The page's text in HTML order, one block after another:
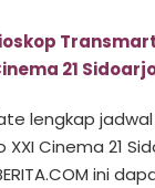
21
lengkap jadwal
Cinema 21
ini